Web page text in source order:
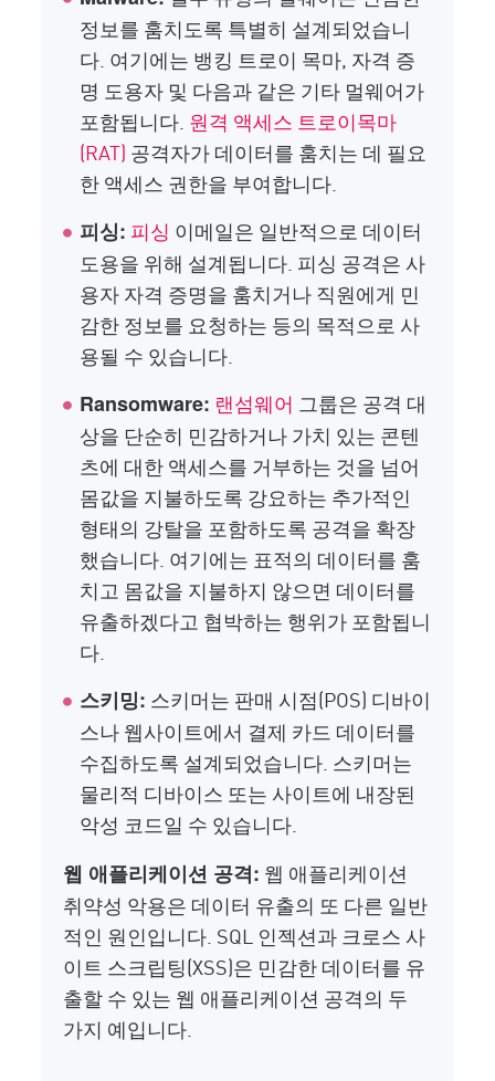
정보를 훔치도록 특별히 설계되었습니
다. 여기에는 뱅킹 트로이 목마, 자격 증
명 도용자 및 다음과 같은 기타 멀웨어가
포함됩니다. 원격 액세스 트로이목마
(RAT) 공격자가 데이터를 훔치는 데 필요
한 액세스 권한을 부여합니다.
피싱: 피싱 이메일은 일반적으로 데이터
도용을 위해 설계됩니다. 피싱 공격은 사
용자 자격 증명을 훔치거나 직원에게 민
감한 정보를 요청하는 등의 목적으로 사
용될 수 있습니다.
Ransomware: 랜섬웨어 그룹은 공격 대
상을 단순히 민감하거나 가치 있는 콘텐
츠에 대한 액세스를 거부하는 것을 넘어
몸값을 지불하도록 강요하는 추가적인
형태의 강탈을 포함하도록 공격을 확장
했습니다. 여기에는 표적의 데이터를 훔
치고 몸값을 지불하지 않으면 데이터를
유출하겠다고 협박하는 행위가 포함됩니
다.
스키밍: 스키머는 판매 시점(POS) 디바이
스나 웹사이트에서 결제 카드 데이터를
수집하도록 설계되었습니다. 스키머는
물리적 디바이스 또는 사이트에 내장된
악성 코드일 수 있습니다.
웹 애플리케이션 공격: 웹 애플리케이션
취약성 악용은 데이터 유출의 또 다른 일반
적인 원인입니다. SQL 인젝션과 크로스 사
이트 스크립팅(XSS)은 민감한 데이터를 유
출할 수 있는 웹 애플리케이션 공격의 두
가지 예입니다.